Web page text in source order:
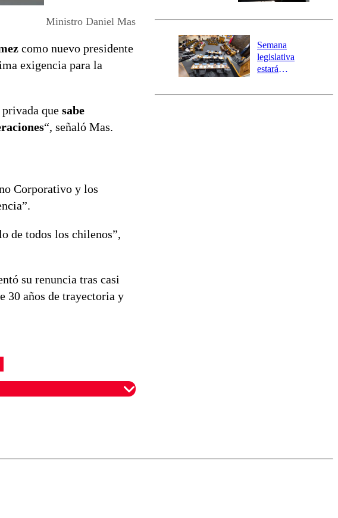
Ministro Daniel Mas
como nuevo presidente
exigencia para la
que sabe
“, señaló Mas.
Corporativo y los
de todos los chilenos”,
su renuncia tras casi
30 años de trayectoria y
activa Alerta
Preventiva en
tres comunas
Semana
legislativa
estará
el fin de la